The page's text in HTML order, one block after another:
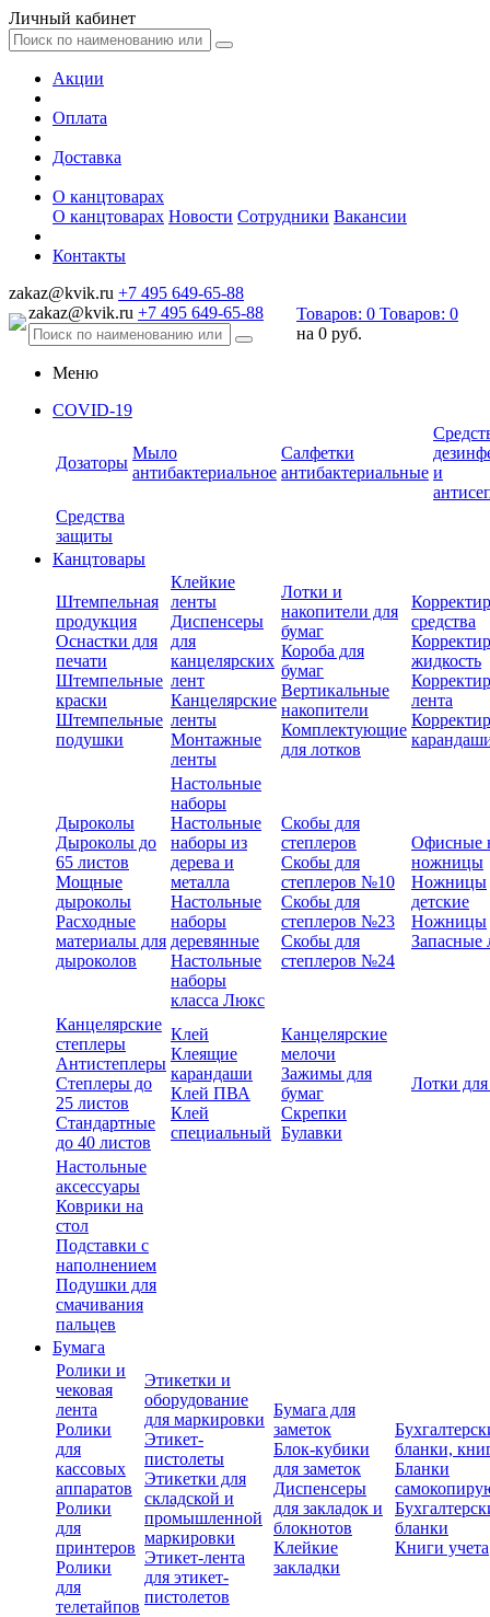
Личный кабинет
Акции
Оплата
Доставка
О канцтоварах
О канцтоварах Новости Сотрудники Вакансии
Контакты
zakaz@kvik.ru +7 495 649-65-88
zakaz@kvik.ru +7 495 649-65-88 Товаров: 0 Товаров: 0
на 0 руб.
Меню
COVID-19
Дозаторы
Мыло
антибактериальное
Салфетки
антибактериальные и
Средства
защиты
Канцтовары
Штемпельная
продукция
Оснастки для
печати
Штемпельные
краски
Штемпельные
подушки
Клейкие
ленты
Диспенсеры
для
канцелярских
лент
Канцелярские
ленты
Монтажные
ленты
Лотки и
накопители для
бумаг
Короба для
бумаг
Вертикальные
накопители
Комплектующие
для лотков
средства
жидкость
лента
Дыроколы
Дыроколы до
65 листов
Мощные
дыроколы
Расходные
материалы для
дыроколов
Настольные
наборы
Настольные
наборы из
дерева и
металла
Настольные
наборы
деревянные
Настольные
наборы
класса Люкс
Скобы для
степлеров
Скобы для
степлеров №10
Скобы для
степлеров №23
Скобы для
степлеров №24
Офисные
ножницы
Ножницы
детские
Ножницы
Запасные
Канцелярские
степлеры
Антистеплеры
Степлеры до
25 листов
Стандартные
до 40 листов
Клей
Клеящие
карандаши
Клей ПВА
Клей
специальный
Канцелярские
мелочи
Зажимы для
бумаг
Скрепки
Булавки
Лотки
Настольные
аксессуары
Коврики на
стол
Подставки с
наполнением
Подушки для
смачивания
пальцев
Бумага
Ролики и
чековая
лента
Ролики
для
кассовых
аппаратов
Ролики
для
принтеров
Ролики
для
телетайпов
Этикетки и
оборудование
для маркировки
Этикет-
пистолеты
Этикетки для
складской и
промышленной
маркировки
Этикет-лента
для этикет-
пистолетов
Бумага для
заметок
Блок-кубики
для заметок
Диспенсеры
для закладок и
блокнотов
Клейкие
закладки
бланки,
Бланки
бланки
Книги учета